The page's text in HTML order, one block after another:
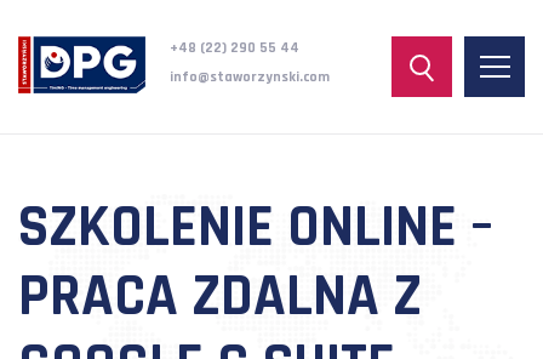
+48 (22) 290 55 44
info@staworzynski.com
SZKOLENIE ONLINE –
PRACA ZDALNA Z